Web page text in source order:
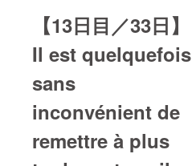
【13日目／33日】
Il est quelquefois
sans
inconvénient de
remettre à plus